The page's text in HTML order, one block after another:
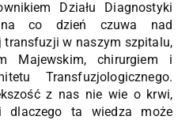
Działu Diagnostyki
na co dzień czuwa nad
transfuzji w naszym szpitalu,
Majewskim, chirurgiem i
Transfuzjologicznego.
z nas nie wie o krwi,
dlaczego ta wiedza może